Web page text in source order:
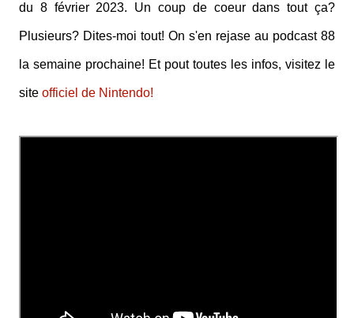
du 8 février 2023. Un coup de coeur dans tout ça?
Plusieurs? Dites-moi tout! On s'en rejase au podcast 88
la semaine prochaine! Et pout toutes les infos, visitez le
site officiel de Nintendo!